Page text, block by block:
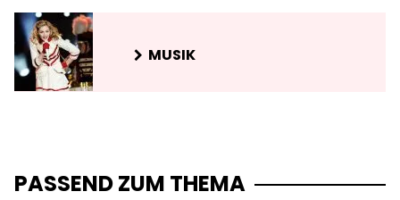
MUSIK
PASSEND ZUM THEMA